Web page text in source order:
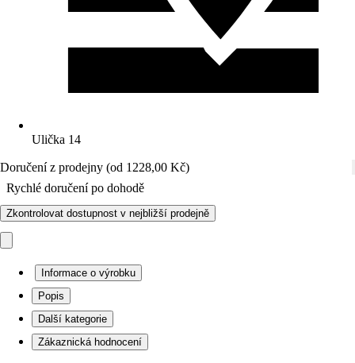
Ulička 14
Doručení z prodejny (od 1228,00 Kč)
Rychlé doručení po dohodě
Zkontrolovat dostupnost v nejbližší prodejně
Informace o výrobku
Popis
Další kategorie
Zákaznická hodnocení